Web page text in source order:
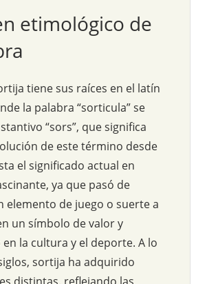
etimológico de
tiene sus raíces en el latín
la palabra “sorticula” se
“sors”, que significa
de este término desde
el significado actual en
ya que pasó de
elemento de juego o suerte a
un símbolo de valor y
la cultura y el deporte. A lo
sortija ha adquirido